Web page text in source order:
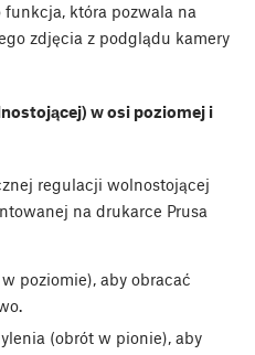
która pozwala na
zdjęcia z podglądu kamery
w osi poziomej i
regulacji wolnostojącej
na drukarce Prusa
poziomie), aby obracać
(obrót w pionie), aby